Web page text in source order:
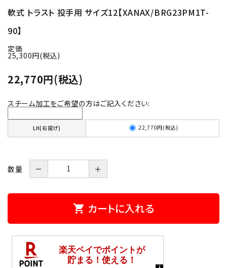
軟式 トラスト 投手用 サイズ12【XANAX/BRG23PM1T-
90】
定価
25,300円(税込)
22,770円(税込)
スチーム加工をご希望の方はご記入ください:
LH(右投げ) 22,770円(税込)
数量 － ＋
shopping_cart カートに入れる